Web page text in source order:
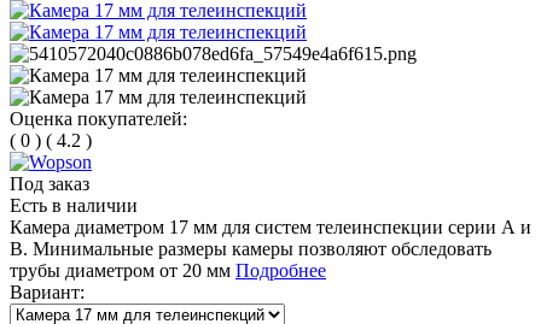
Оценка покупателей:
( 0 ) ( 4.2 )
Под заказ
Есть в наличии
Камера диаметром 17 мм для систем телеинспекции серии А и
В. Минимальные размеры камеры позволяют обследовать
трубы диаметром от 20 мм Подробнее
Вариант: